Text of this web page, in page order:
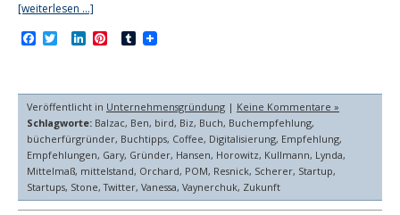
[weiterlesen …]
Facebook
TwitterLinkedIn
PinterestTumblr
Veröffentlicht in Unternehmensgründung | Keine Kommentare »
Schlagworte: Balzac, Ben, bird, Biz, Buch, Buchempfehlung,
bücherfürgründer, Buchtipps, Coffee, Digitalisierung, Empfehlung,
Empfehlungen, Gary, Gründer, Hansen, Horowitz, Kullmann, Lynda,
Mittelmaß, mittelstand, Orchard, POM, Resnick, Scherer, Startup,
Startups, Stone,Twitter, Vanessa, Vaynerchuk, Zukunft